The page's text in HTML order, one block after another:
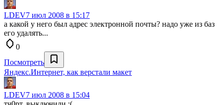
LDEV7 июл 2008 в 15:17
а какой у него был адрес электронной почты? надо уже из баз
его удалять...
0
Посмотреть
Яндекс.Интернет, как верстали макет
LDEV7 июл 2008 в 15:04